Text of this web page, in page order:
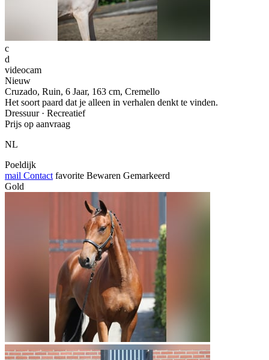
c
d
videocam
Nieuw
Cruzado, Ruin, 6 Jaar, 163 cm, Cremello
Het soort paard dat je alleen in verhalen denkt te vinden.
Dressuur · Recreatief
Prijs op aanvraag
NL
Poeldijk
mail Contact favorite Bewaren Gemarkeerd
Gold